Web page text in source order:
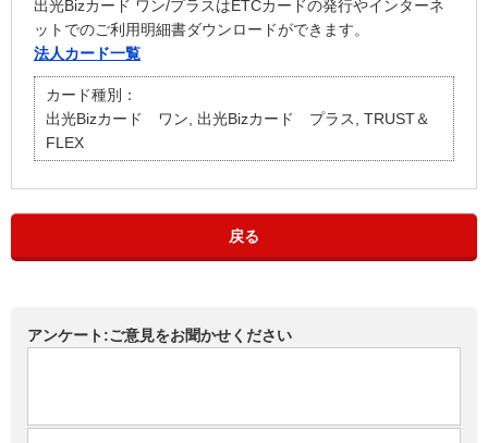
出光Bizカード ワン/プラスはETCカードの発行やインターネ
ットでのご利用明細書ダウンロードができます。
法人カード一覧
カード種別：
出光Bizカード ワン, 出光Bizカード プラス, TRUST＆
FLEX
戻る
アンケート:ご意見をお聞かせください